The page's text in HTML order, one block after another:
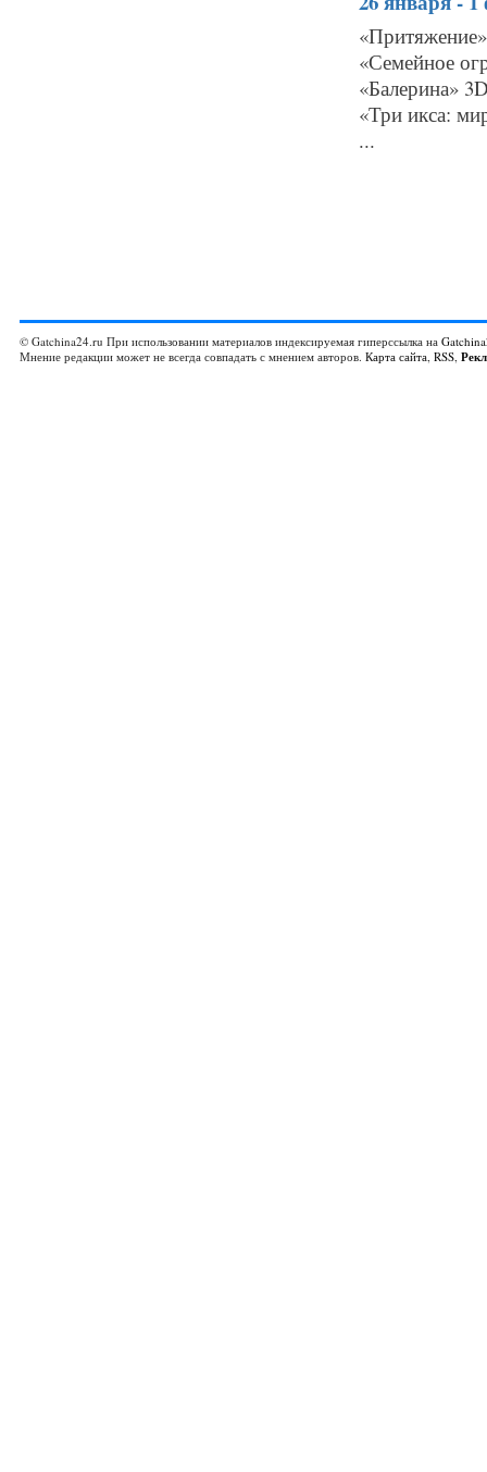
«Семейное
«Балерина»
«Три икса:
...
© Gatchina24.ru При использовании материалов индексируемая гиперссылка на
Мнение редакции может не всегда совпадать с мнением авторов. Карта сайта, RSS,